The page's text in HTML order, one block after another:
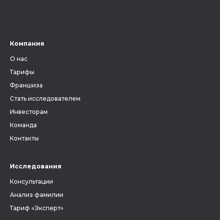
Компания
О нас
Тарифы
Франшиза
Стать исследователем
Инвесторам
Команда
Контакты
Исследования
Консультации
Анализ фамилии
Тариф «Эксперт»